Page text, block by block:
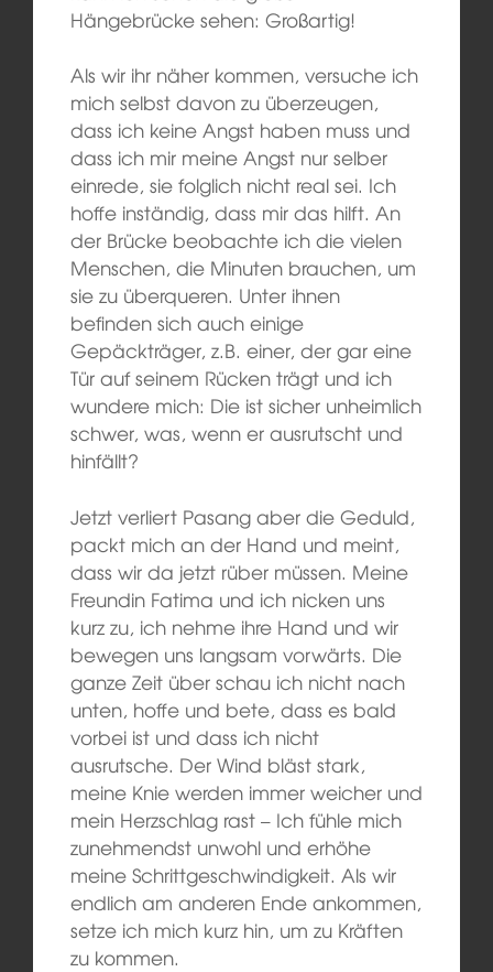
Hängebrücke sehen: Großartig!
Als wir ihr näher kommen, versuche ich
mich selbst davon zu überzeugen,
dass ich keine Angst haben muss und
dass ich mir meine Angst nur selber
einrede, sie folglich nicht real sei. Ich
hoffe inständig, dass mir das hilft. An
der Brücke beobachte ich die vielen
Menschen, die Minuten brauchen, um
sie zu überqueren. Unter ihnen
befinden sich auch einige
Gepäckträger, z.B. einer, der gar eine
Tür auf seinem Rücken trägt und ich
wundere mich: Die ist sicher unheimlich
schwer, was, wenn er ausrutscht und
hinfällt?
Jetzt verliert Pasang aber die Geduld,
packt mich an der Hand und meint,
dass wir da jetzt rüber müssen. Meine
Freundin Fatima und ich nicken uns
kurz zu, ich nehme ihre Hand und wir
bewegen uns langsam vorwärts. Die
ganze Zeit über schau ich nicht nach
unten, hoffe und bete, dass es bald
vorbei ist und dass ich nicht
ausrutsche. Der Wind bläst stark,
meine Knie werden immer weicher und
mein Herzschlag rast – Ich fühle mich
zunehmendst unwohl und erhöhe
meine Schrittgeschwindigkeit. Als wir
endlich am anderen Ende ankommen,
setze ich mich kurz hin, um zu Kräften
zu kommen.